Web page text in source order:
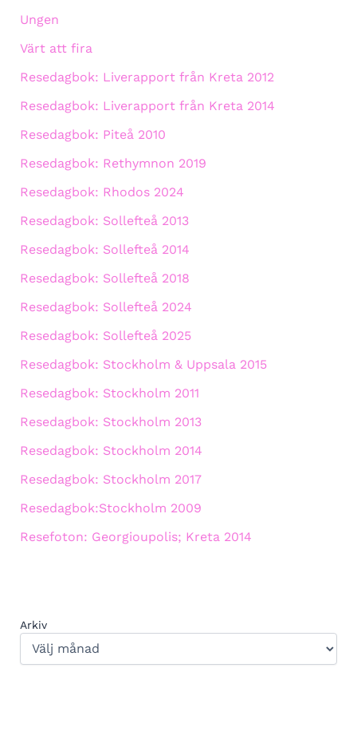
Ungen
Värt att fira
Resedagbok: Liverapport från Kreta 2012
Resedagbok: Liverapport från Kreta 2014
Resedagbok: Piteå 2010
Resedagbok: Rethymnon 2019
Resedagbok: Rhodos 2024
Resedagbok: Sollefteå 2013
Resedagbok: Sollefteå 2014
Resedagbok: Sollefteå 2018
Resedagbok: Sollefteå 2024
Resedagbok: Sollefteå 2025
Resedagbok: Stockholm & Uppsala 2015
Resedagbok: Stockholm 2011
Resedagbok: Stockholm 2013
Resedagbok: Stockholm 2014
Resedagbok: Stockholm 2017
Resedagbok:Stockholm 2009
Resefoton: Georgioupolis; Kreta 2014
Arkiv